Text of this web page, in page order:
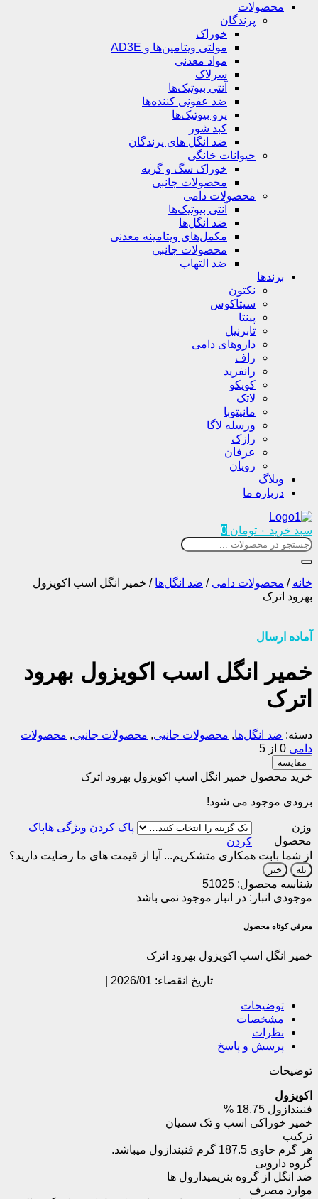
محصولات
پرندگان
خوراک
مولتی ویتامین‌ها و AD3E
مواد معدنی
سرلاک
آنتی بیوتیک‌ها
ضد عفونی کننده‌ها
پرو بیوتیک‌ها
کبد شور
ضد انگل های پرندگان
حیوانات خانگی
خوراک سگ و گربه
محصولات جانبی
محصولات دامی
آنتی بیوتیک‌ها
ضد انگل‌ها
مکمل‌های ویتامینه معدنی
محصولات جانبی
ضد التهاب
برندها
نکتون
سیتاکوس
پینتا
تابرنیل
داروهای دامی
راف
رانفرید
کویکو
لاتک
مانیتوبا
ورسله لاگا
رازک
عرفان
رویان
وبلاگ
درباره ما
سبد خرید ۰ تومان 0
خانه / محصولات دامی / ضد انگل‌ها / خمیر انگل اسب اکویزول
بهرود اترک
آماده ارسال
خمیر انگل اسب اکویزول بهرود
اترک
دسته: ضد انگل‌ها, محصولات جانبی, محصولات جانبی, محصولات
دامی 0 از 5
مقایسه
خرید محصول خمیر انگل اسب اکویزول بهرود اترک
بزودی موجود می شود!
وزن
محصول
پاک
کردن
از شما بابت همکاری متشکریم... آیا از قیمت های ما رضایت دارید؟
بله خیر
شناسه محصول: 51025
موجودی انبار: در انبار موجود نمی باشد
معرفی کوتاه محصول
خمیر انگل اسب اکویزول بهرود اترک
تاریخ انقضاء: 2026/01 |
توضیحات
مشخصات
نظرات
پرسش و پاسخ
توضیحات
اکویزول
فنبندازول 18.75 %
خمیر خوراکی اسب و تک سمیان
ترکیب
هر گرم حاوی 187.5 گرم فنبندازول میباشد.
گروه دارویی
ضد انگل از گروه بنزیمیدازول ها
موارد مصرف